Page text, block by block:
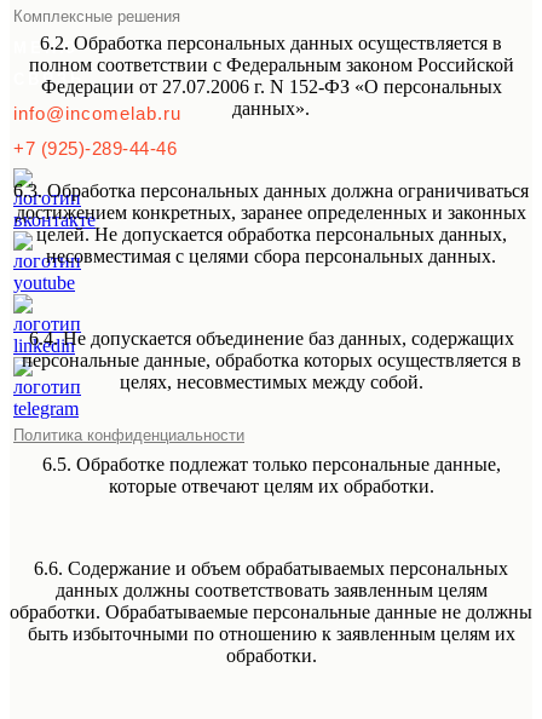
Комплексные решения
МЕНЮ
СВЯЗЬ
info@incomelab.ru
+7 (925)-289-44-46
Политика конфиденциальности
6.2. Обработка персональных данных осуществляется в
полном соответствии с Федеральным законом Российской
Федерации от 27.07.2006 г. N 152-ФЗ «О персональных
данных».
6.3. Обработка персональных данных должна ограничиваться
достижением конкретных, заранее определенных и законных
целей. Не допускается обработка персональных данных,
несовместимая с целями сбора персональных данных.
6.4. Не допускается объединение баз данных, содержащих
персональные данные, обработка которых осуществляется в
целях, несовместимых между собой.
6.5. Обработке подлежат только персональные данные,
которые отвечают целям их обработки.
6.6. Содержание и объем обрабатываемых персональных
данных должны соответствовать заявленным целям
обработки. Обрабатываемые персональные данные не должны
быть избыточными по отношению к заявленным целям их
обработки.